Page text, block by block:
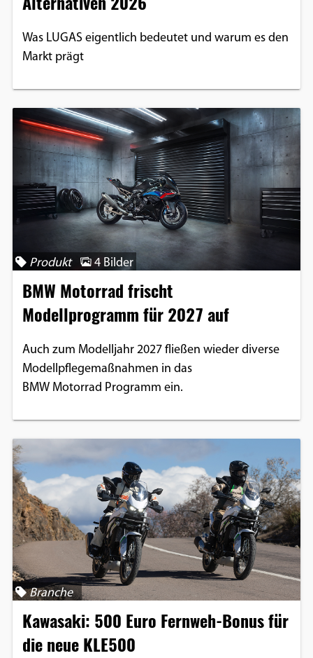
Was LUGAS eigentlich bedeutet und warum es den
Markt prägt
Produkt 4 Bilder
BMW Motorrad frischt
Modellprogramm für 2027 auf
Auch zum Modelljahr 2027 fließen wieder diverse
Modellpflegemaßnahmen in das
BMW Motorrad Programm ein.
Branche
Kawasaki: 500 Euro Fernweh-Bonus für
die neue KLE500